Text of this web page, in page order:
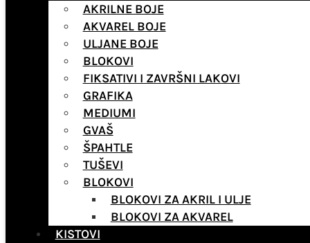
AKRILNE BOJE
AKVAREL BOJE
ULJANE BOJE
BLOKOVI
FIKSATIVI I ZAVRŠNI LAKOVI
GRAFIKA
MEDIUMI
GVAŠ
ŠPAHTLE
TUŠEVI
BLOKOVI
BLOKOVI ZA AKRIL I ULJE
BLOKOVI ZA AKVAREL
KISTOVI